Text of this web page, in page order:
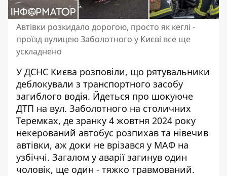
Автівки розкидало дорогою, просто як кеглі -
проїзд вулицею Заболотного у Києві все ще
ускладнено
У ДСНС Києва розповіли, що рятувальники
деблокували з транспортного засобу
загиблого водія. Йдеться про шокуюче
ДТП на вул. Заболотного на столичних
Теремках, де зранку 4 жовтня 2024 року
некерований автобус розпихав та нівечив
автівки, аж доки не врізався у МАФ на
узбіччі. Загалом у аварії загинув один
чоловік, ще один - тяжко травмований.